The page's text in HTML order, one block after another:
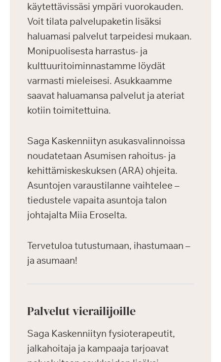
käytettävissäsi ympäri vuorokauden.
Voit tilata palvelupaketin lisäksi
haluamasi palvelut tarpeidesi mukaan.
Monipuolisesta harrastus- ja
kulttuuritoiminnastamme löydät
varmasti mieleisesi. Asukkaamme
saavat haluamansa palvelut ja ateriat
kotiin toimitettuina.
Saga Kaskenniityn asukasvalinnoissa
noudatetaan Asumisen rahoitus- ja
kehittämiskeskuksen (ARA) ohjeita.
Asuntojen varaustilanne vaihtelee –
tiedustele vapaita asuntoja talon
johtajalta Miia Eroselta.
Tervetuloa tutustumaan, ihastumaan –
ja asumaan!
Palvelut vierailijoille
Saga Kaskenniityn fysioterapeutit,
jalkahoitaja ja kampaaja tarjoavat